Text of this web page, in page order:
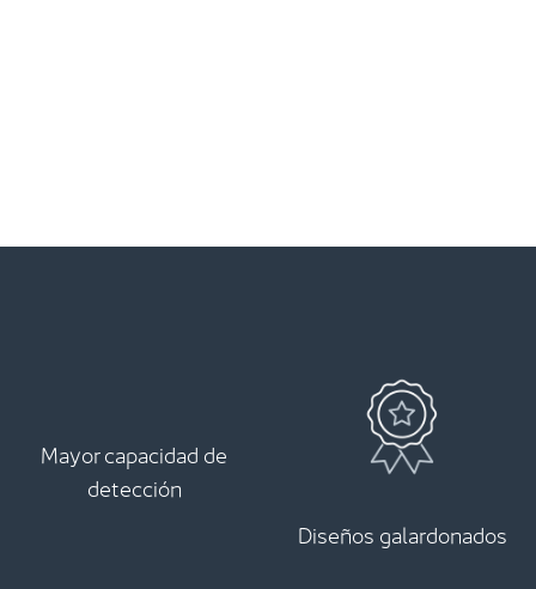
Mayor capacidad de
detección
Diseños galardonados